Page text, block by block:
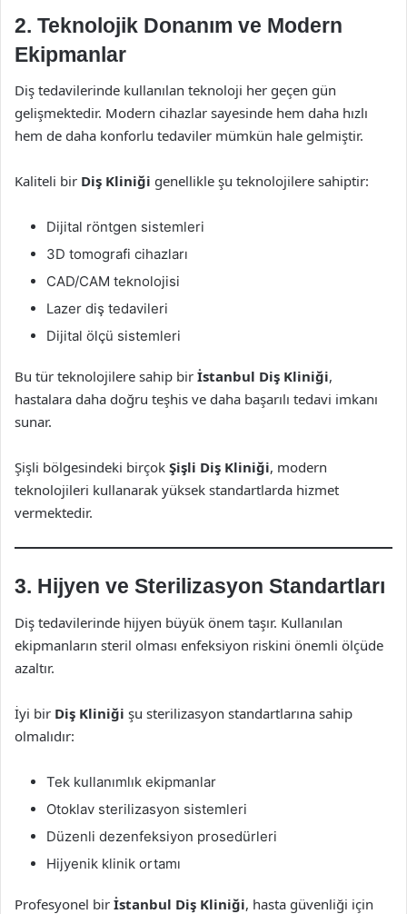
2. Teknolojik Donanım ve Modern
Ekipmanlar
Diş tedavilerinde kullanılan teknoloji her geçen gün
gelişmektedir. Modern cihazlar sayesinde hem daha hızlı
hem de daha konforlu tedaviler mümkün hale gelmiştir.
Kaliteli bir Diş Kliniği genellikle şu teknolojilere sahiptir:
Dijital röntgen sistemleri
3D tomografi cihazları
CAD/CAM teknolojisi
Lazer diş tedavileri
Dijital ölçü sistemleri
Bu tür teknolojilere sahip bir İstanbul Diş Kliniği,
hastalara daha doğru teşhis ve daha başarılı tedavi imkanı
sunar.
Şişli bölgesindeki birçok Şişli Diş Kliniği, modern
teknolojileri kullanarak yüksek standartlarda hizmet
vermektedir.
3. Hijyen ve Sterilizasyon Standartları
Diş tedavilerinde hijyen büyük önem taşır. Kullanılan
ekipmanların steril olması enfeksiyon riskini önemli ölçüde
azaltır.
İyi bir Diş Kliniği şu sterilizasyon standartlarına sahip
olmalıdır:
Tek kullanımlık ekipmanlar
Otoklav sterilizasyon sistemleri
Düzenli dezenfeksiyon prosedürleri
Hijyenik klinik ortamı
Profesyonel bir İstanbul Diş Kliniği, hasta güvenliği için